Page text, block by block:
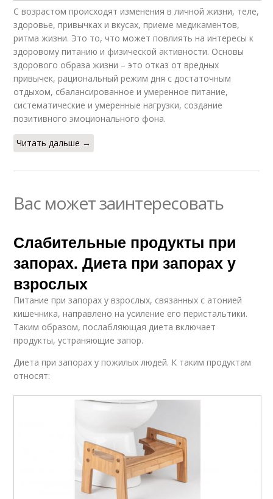
С возрастом происходят изменения в личной жизни, теле,
здоровье, привычках и вкусах, приеме медикаментов,
ритма жизни. Это то, что может повлиять на интересы к
здоровому питанию и физической активности. Основы
здорового образа жизни – это отказ от вредных
привычек, рациональный режим дня с достаточным
отдыхом, сбалансированное и умеренное питание,
систематические и умеренные нагрузки, создание
позитивного эмоционального фона.
Читать дальше →
Вас может заинтересовать
Слабительные продукты при
запорах. Диета при запорах у
взрослых
Питание при запорах у взрослых, связанных с атонией
кишечника, направлено на усиление его перистальтики.
Таким образом, послабляющая диета включает
продукты, устраняющие запор.
Диета при запорах у пожилых людей. К таким продуктам
относят: